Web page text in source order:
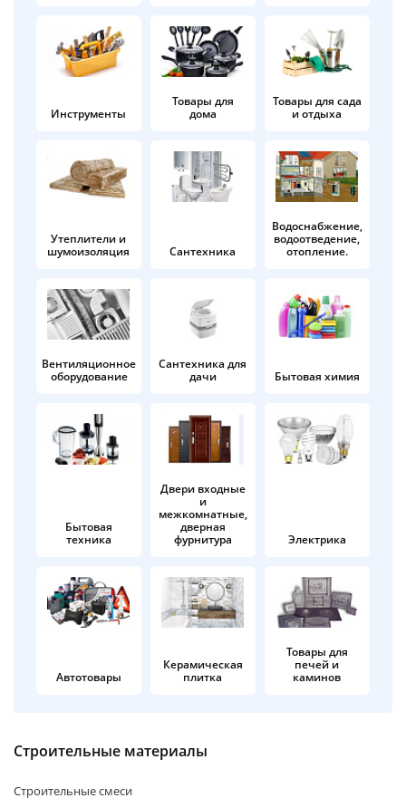
Инструменты
Товары для
дома
Товары для сада
и отдыха
Утеплители и
шумоизоляция
Сантехника
Водоснабжение,
водоотведение,
отопление.
Вентиляционное
оборудование
Сантехника для
дачи
Бытовая химия
Бытовая
техника
Двери входные
и
межкомнатные,
дверная
фурнитура
Электрика
Автотовары
Керамическая
плитка
Товары для
печей и
каминов
Строительные материалы
Строительные смеси
в корзину
Оплачивайте сегодня только
25% картой любого банка
Получайте товар
выбранный способом
Оставшиеся
% будут
по25%каждые 2 недели
Подробнее
об оплате Плайтом
раз в 2
недели
Остались вопросы?
8 800 302-02-51
plait.ru